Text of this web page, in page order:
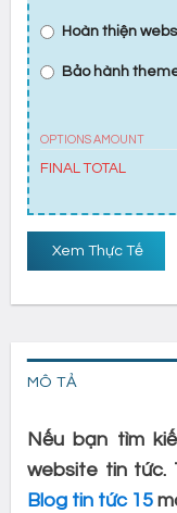
Hoàn thiện
Bảo hành
OPTIONS AMOUNT
FINAL TOTAL
Xem Thực Tế
MÔ TẢ
Nếu bạn tìm
website tin tức.
Blog tin tức 15